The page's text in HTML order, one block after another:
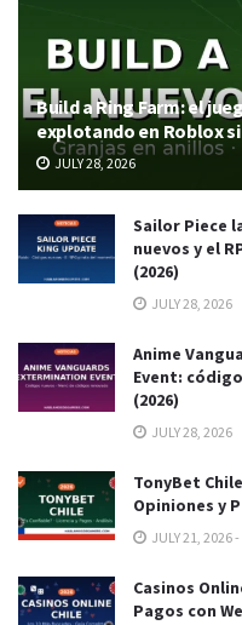
Build a Ring Farm: el
explotando en Roblox
JULY 28, 2026
Sailor Piece
nuevos y el
(2026)
JULY 28, 2026
Anime
Event:
(2026)
JULY 28, 2026
TonyBet
Opiniones y
JULY 21, 2026
Casinos
Pagos con